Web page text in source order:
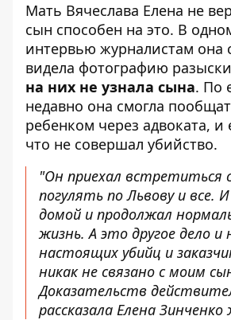
Мать Вячеслава Елена не
сын способен на это. В
интервью журналистам она
видела фотографию
на них не узнала сына. По
недавно она смогла
ребенком через адвоката, и
что не совершал убийство.
"Он приехал встретиться
погулять по Львову и все.
домой и продолжал
жизнь. А это другое дело
настоящих убийц и
никак не связано с моим
Доказательств
рассказала Елена